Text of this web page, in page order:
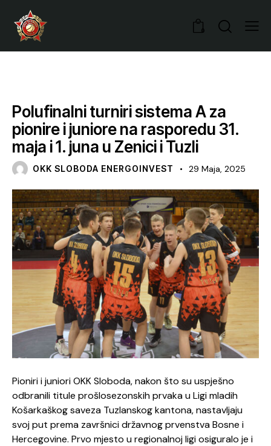
0
Polufinalni turniri sistema A za
pionire i juniore na rasporedu 31.
maja i 1. juna u Zenici i Tuzli
OKK SLOBODA ENERGOINVEST 29 Maja, 2025
Pioniri i juniori OKK Sloboda, nakon što su uspješno
odbranili titule prošlosezonskih prvaka u Ligi mladih
Košarkaškog saveza Tuzlanskog kantona, nastavljaju
svoj put prema završnici državnog prvenstva Bosne i
Hercegovine. Prvo mjesto u regionalnoj ligi osiguralo je i